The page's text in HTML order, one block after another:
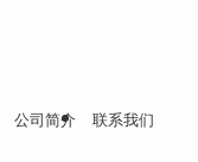
公司简介
联系我们